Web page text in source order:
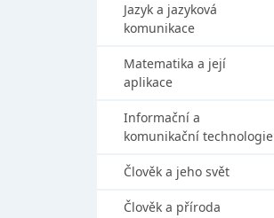
Jazyk a jazyková
komunikace
Matematika a její
aplikace
Informační a
komunikační technologie
Člověk a jeho svět
Člověk a příroda